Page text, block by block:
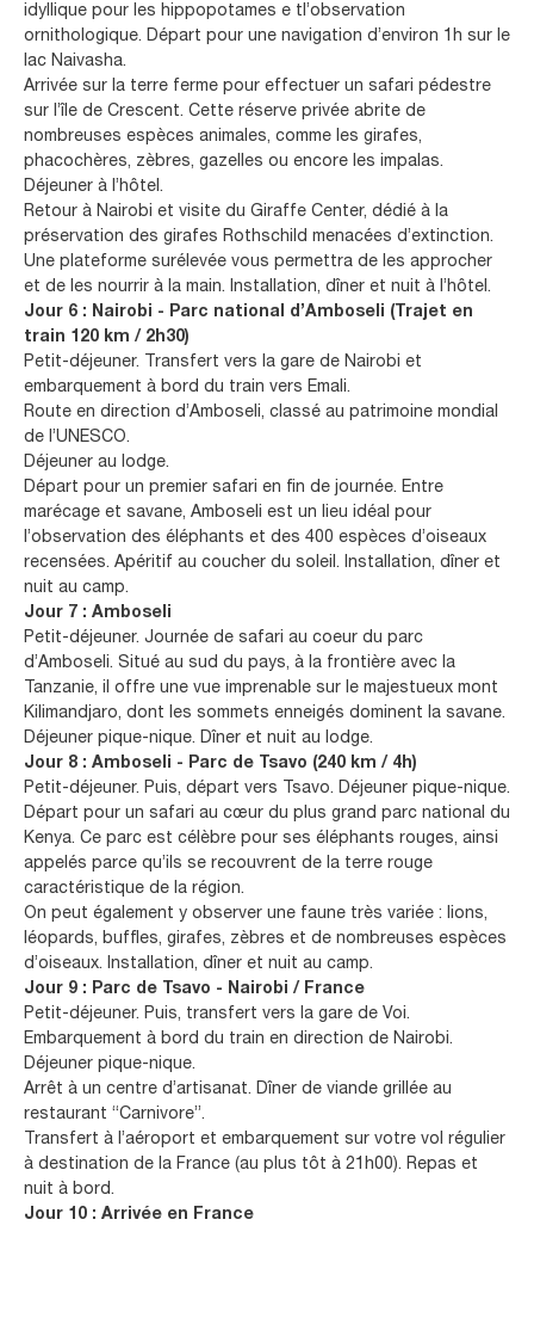
idyllique pour les hippopotames e tl’observation
ornithologique. Départ pour une navigation d’environ 1h sur le
lac Naivasha.
Arrivée sur la terre ferme pour effectuer un safari pédestre
sur l’île de Crescent. Cette réserve privée abrite de
nombreuses espèces animales, comme les girafes,
phacochères, zèbres, gazelles ou encore les impalas.
Déjeuner à l’hôtel.
Retour à Nairobi et visite du Giraffe Center, dédié à la
préservation des girafes Rothschild menacées d’extinction.
Une plateforme surélevée vous permettra de les approcher
et de les nourrir à la main. Installation, dîner et nuit à l’hôtel.
Jour 6 : Nairobi - Parc national d’Amboseli (Trajet en
train 120 km / 2h30)
Petit-déjeuner. Transfert vers la gare de Nairobi et
embarquement à bord du train vers Emali.
Route en direction d’Amboseli, classé au patrimoine mondial
de l’UNESCO.
Déjeuner au lodge.
Départ pour un premier safari en fin de journée. Entre
marécage et savane, Amboseli est un lieu idéal pour
l’observation des éléphants et des 400 espèces d’oiseaux
recensées. Apéritif au coucher du soleil. Installation, dîner et
nuit au camp.
Jour 7 : Amboseli
Petit-déjeuner. Journée de safari au coeur du parc
d’Amboseli. Situé au sud du pays, à la frontière avec la
Tanzanie, il offre une vue imprenable sur le majestueux mont
Kilimandjaro, dont les sommets enneigés dominent la savane.
Déjeuner pique-nique. Dîner et nuit au lodge.
Jour 8 : Amboseli - Parc de Tsavo (240 km / 4h)
Petit-déjeuner. Puis, départ vers Tsavo. Déjeuner pique-nique.
Départ pour un safari au cœur du plus grand parc national du
Kenya. Ce parc est célèbre pour ses éléphants rouges, ainsi
appelés parce qu’ils se recouvrent de la terre rouge
caractéristique de la région.
On peut également y observer une faune très variée : lions,
léopards, buffles, girafes, zèbres et de nombreuses espèces
d’oiseaux. Installation, dîner et nuit au camp.
Jour 9 : Parc de Tsavo - Nairobi / France
Petit-déjeuner. Puis, transfert vers la gare de Voi.
Embarquement à bord du train en direction de Nairobi.
Déjeuner pique-nique.
Arrêt à un centre d’artisanat. Dîner de viande grillée au
restaurant “Carnivore”.
Transfert à l’aéroport et embarquement sur votre vol régulier
à destination de la France (au plus tôt à 21h00). Repas et
nuit à bord.
Jour 10 : Arrivée en France